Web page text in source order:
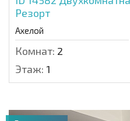
Резорт
Ахелой
Комнат: 2
Этаж: 1